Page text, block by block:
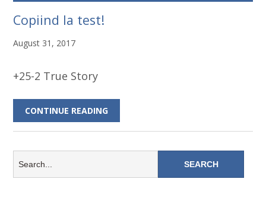
Copiind la test!
August 31, 2017
+25-2 True Story
CONTINUE READING